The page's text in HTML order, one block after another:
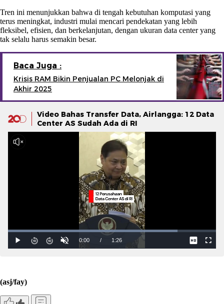
Tren ini menunjukkan bahwa di tengah kebutuhan komputasi yang
terus meningkat, industri mulai mencari pendekatan yang lebih
fleksibel, efisien, dan berkelanjutan, dengan ukuran data center yang
tak selalu harus semakin besar.
Baca Juga :
Krisis RAM Bikin Penjualan PC Melonjak di
Akhir 2025
Video Bahas Transfer Data, Airlangga: 12 Data
Center AS Sudah Ada di RI
(asj/fay)